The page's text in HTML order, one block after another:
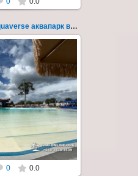
Columbia Pictures Aquaverse аквапарк в Паттайе 253
- новый
в Паттайе.
2022 после
и смены...
Online
0 0.0